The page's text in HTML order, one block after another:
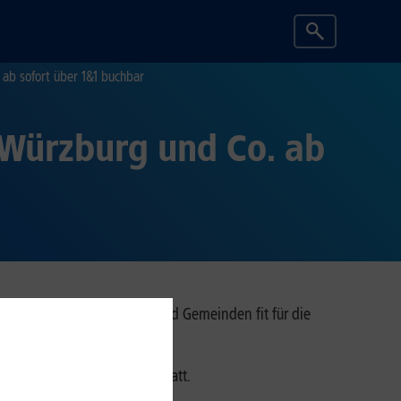
sofort über 1&1 buchbar
und Co. ab
Chiemsee viele Städte und Gemeinden fit für die
für Interessierte statt.